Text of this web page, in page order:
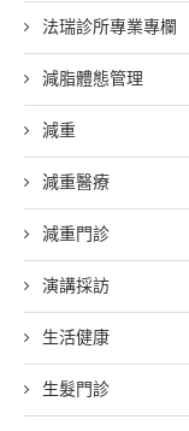
法瑞診所專業專欄
減脂體態管理
減重
減重醫療
減重門診
演講採訪
生活健康
生髮門診